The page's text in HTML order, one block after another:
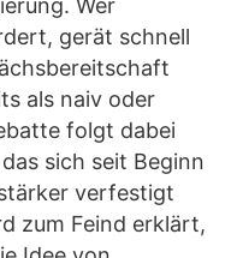
Wer
gerät schnell
als naiv oder
folgt dabei
sich seit Beginn
verfestigt
zum Feind erklärt,